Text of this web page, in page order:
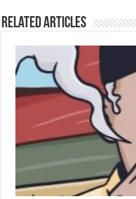
Related Articles